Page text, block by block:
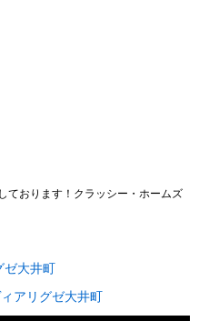
ております！クラッシー・ホームズ
ゼ大井町
アリグゼ大井町